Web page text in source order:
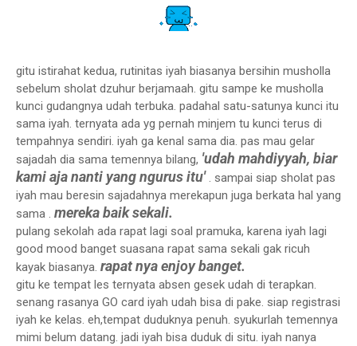
gitu istirahat kedua, rutinitas iyah biasanya bersihin musholla
sebelum sholat dzuhur berjamaah. gitu sampe ke musholla
kunci gudangnya udah terbuka. padahal satu-satunya kunci itu
sama iyah. ternyata ada yg pernah minjem tu kunci terus di
tempahnya sendiri. iyah ga kenal sama dia. pas mau gelar
sajadah dia sama temennya bilang, 'udah mahdiyyah, biar
kami aja nanti yang ngurus itu'. sampai siap sholat pas
iyah mau beresin sajadahnya merekapun juga berkata hal yang
sama . mereka baik sekali.
pulang sekolah ada rapat lagi soal pramuka, karena iyah lagi
good mood banget suasana rapat sama sekali gak ricuh
kayak biasanya. rapat nya enjoy banget.
gitu ke tempat les ternyata absen gesek udah di terapkan.
senang rasanya GO card iyah udah bisa di pake. siap registrasi
iyah ke kelas. eh,tempat duduknya penuh. syukurlah temennya
mimi belum datang. jadi iyah bisa duduk di situ. iyah nanya